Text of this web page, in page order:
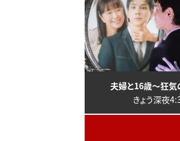
夫婦と16歳～狂
きょう深夜